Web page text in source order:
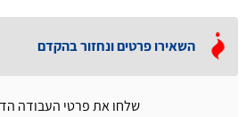
השאירו פרטים ונחזור בהקדם
שלחו את פרטי העבודה